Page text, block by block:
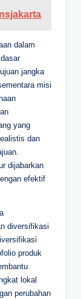
dalam
jangka
misi
yang
dan
dijabarkan
efektif
diversifikasi
produk
lokal
perubahan